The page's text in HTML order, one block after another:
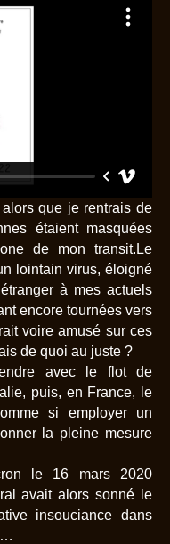
que je rentrais de
étaient masquées
de mon transit.Le
lointain virus, éloigné
à mes actuels
encore tournées vers
voire amusé sur ces
de quoi au juste ?
avec le flot de
puis, en France, le
si employer un
la pleine mesure
le 16 mars 2020
avait alors sonné le
insouciance dans
…